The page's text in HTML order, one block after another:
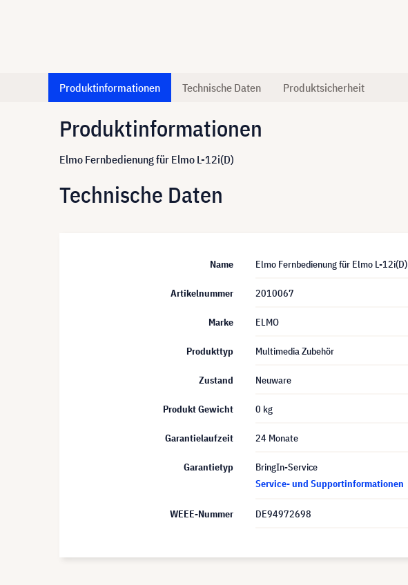
Produktinformationen Technische Daten Produktsicherheit
Produktinformationen
Elmo Fernbedienung für Elmo L-12i(D)
Technische Daten
Name Elmo Fernbedienung für Elmo L-12i(D)
Artikelnummer 2010067
Marke ELMO
Produkttyp Multimedia Zubehör
Zustand Neuware
Produkt Gewicht 0 kg
Garantielaufzeit 24 Monate
Garantietyp
BringIn-Service
Service- und Supportinformationen
WEEE-Nummer DE94972698